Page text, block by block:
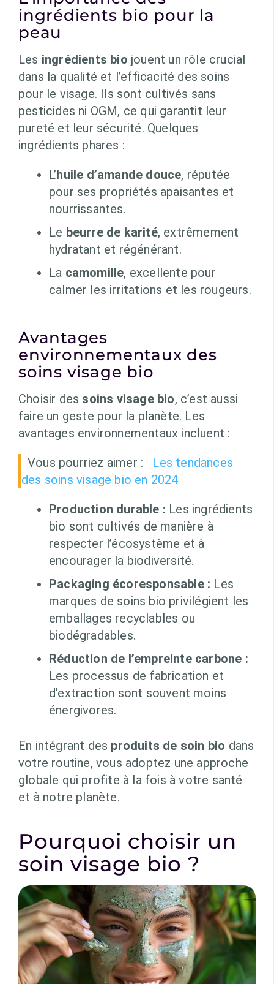
ingrédients bio pour la
peau
Les ingrédients bio jouent un rôle crucial
dans la qualité et l’efficacité des soins
pour le visage. Ils sont cultivés sans
pesticides ni OGM, ce qui garantit leur
pureté et leur sécurité. Quelques
ingrédients phares :
L’huile d’amande douce, réputée
pour ses propriétés apaisantes et
nourrissantes.
Le beurre de karité, extrêmement
hydratant et régénérant.
La camomille, excellente pour
calmer les irritations et les rougeurs.
Avantages
environnementaux des
soins visage bio
Choisir des soins visage bio, c’est aussi
faire un geste pour la planète. Les
avantages environnementaux incluent :
Vous pourriez aimer :
Les tendances
des soins visage bio en 2024
Production durable : Les ingrédients
bio sont cultivés de manière à
respecter l’écosystème et à
encourager la biodiversité.
Packaging écoresponsable : Les
marques de soins bio privilégient les
emballages recyclables ou
biodégradables.
Réduction de l’empreinte carbone :
Les processus de fabrication et
d’extraction sont souvent moins
énergivores.
En intégrant des produits de soin bio dans
votre routine, vous adoptez une approche
globale qui profite à la fois à votre santé
et à notre planète.
Pourquoi choisir un
soin visage bio ?